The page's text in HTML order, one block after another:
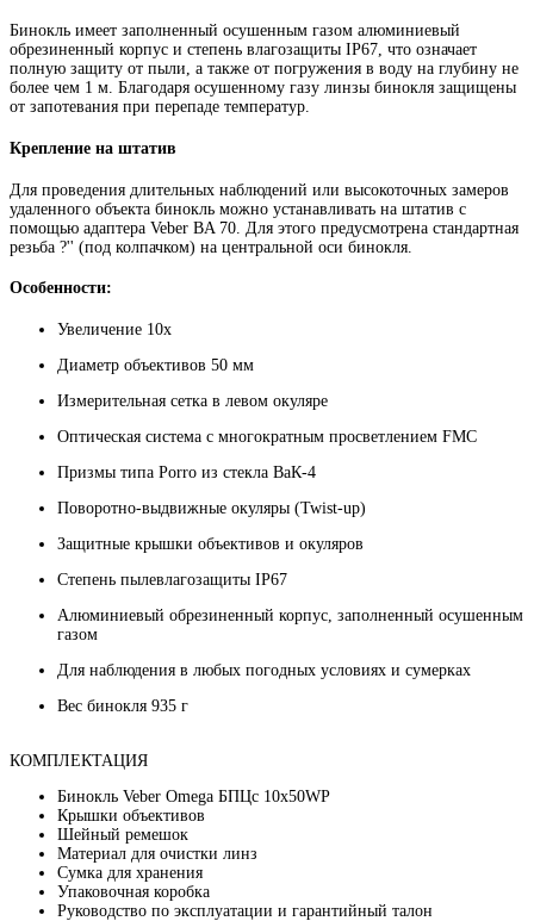
Бинокль имеет заполненный осушенным газом алюминиевый
обрезиненный корпус и степень влагозащиты IP67, что означает
полную защиту от пыли, а также от погружения в воду на глубину не
более чем 1 м. Благодаря осушенному газу линзы бинокля защищены
от запотевания при перепаде температур.
Крепление на штатив
Для проведения длительных наблюдений или высокоточных замеров
удаленного объекта бинокль можно устанавливать на штатив с
помощью адаптера Veber BA 70. Для этого предусмотрена стандартная
резьба ?'' (под колпачком) на центральной оси бинокля.
Особенности:
Увеличение 10х
Диаметр объективов 50 мм
Измерительная сетка в левом окуляре
Оптическая система с многократным просветлением FMC
Призмы типа Porro из стекла ВаК-4
Поворотно-выдвижные окуляры (Twist-up)
Защитные крышки объективов и окуляров
Степень пылевлагозащиты IP67
Алюминиевый обрезиненный корпус, заполненный осушенным
газом
Для наблюдения в любых погодных условиях и сумерках
Вес бинокля 935 г
КОМПЛЕКТАЦИЯ
Бинокль Veber Omega БПЦс 10x50WP
Крышки объективов
Шейный ремешок
Материал для очистки линз
Сумка для хранения
Упаковочная коробка
Руководство по эксплуатации и гарантийный талон